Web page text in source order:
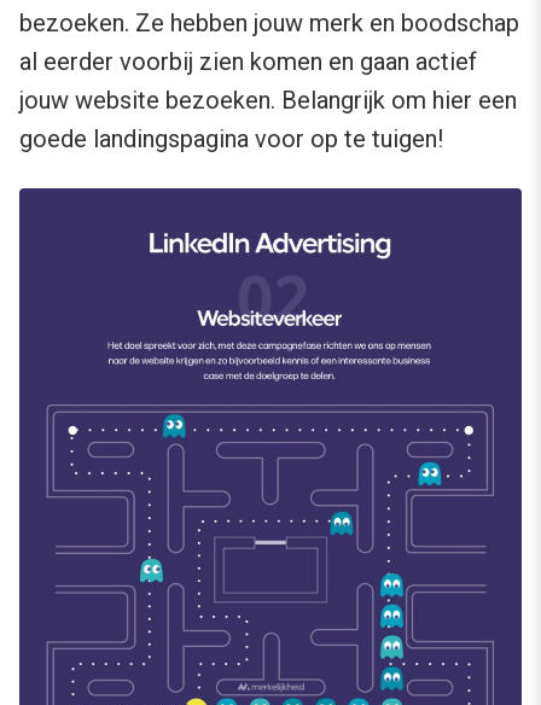
bezoeken. Ze hebben jouw merk en boodschap
al eerder voorbij zien komen en gaan actief
jouw website bezoeken. Belangrijk om hier een
goede landingspagina voor op te tuigen!